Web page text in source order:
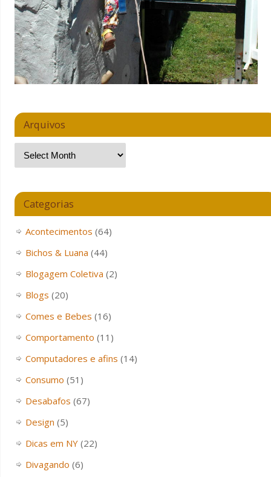
Arquivos
Categorias
Acontecimentos (64)
Bichos & Luana (44)
Blogagem Coletiva (2)
Blogs (20)
Comes e Bebes (16)
Comportamento (11)
Computadores e afins (14)
Consumo (51)
Desabafos (67)
Design (5)
Dicas em NY(22)
Divagando (6)